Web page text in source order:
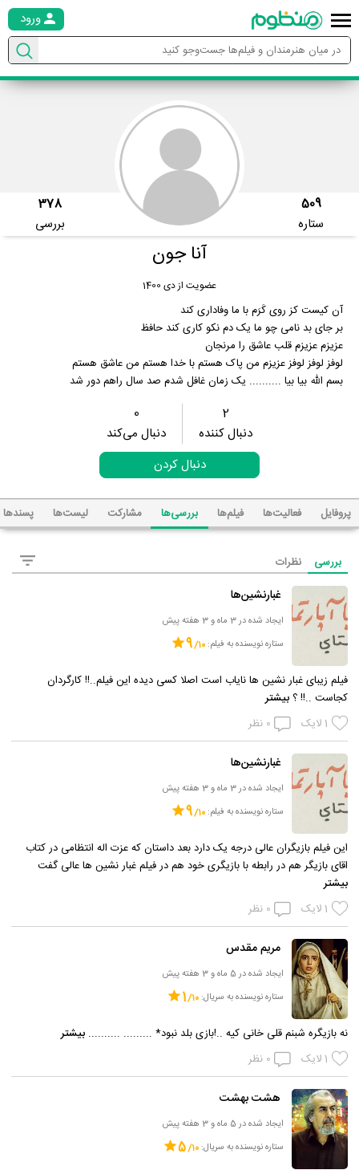
ورود
509
ستاره
378
بررسی
آنا جون
عضویت از دی 1400
آن کیست کز روی کَرَم با ما وفاداری کند
بر جای بد نامی چو ما یک دم نکو کاری کند حافظ
عزیزم عزیزم قلب عاشق را مرنجان
لوفز لوفز لوفز عزیزم من پاک هستم با خدا هستم من عاشق هستم
بسم الله بیا بیا .......... یک زمان غافل شدم صد سال راهم دور شد
2
دنبال کننده
0
دنبال می‌کند
دنبال کردن
پروفایل فعالیت‌ها فیلم‌ها بررسی‌ها مشارکت لیست‌ها پسند‌ها
بررسی نظرات
غبارنشین‌ها
ایجاد شده در 3 ماه و 3 هفته پیش
ستاره نویسنده به فیلم:
9
فیلم زیبای غبار نشین ها نایاب است اصلا کسی دیده این فیلم..!! کارگردان
کجاست ..!! ؟بیشتر
1لایک 0 نظر
غبارنشین‌ها
ایجاد شده در 3 ماه و 3 هفته پیش
ستاره نویسنده به فیلم:
9
این فیلم بازیگران عالی درجه یک دارد بعد داستان که عزت اله انتظامی در کتاب
اقای بازیگر هم در رابطه با بازیگری خود هم در فیلم غبار نشین ها عالی گفت
بیشتر
1لایک 0 نظر
مریم مقدس
ایجاد شده در 5 ماه و 3 هفته پیش
ستاره نویسنده به سریال:
1
نه بازیگره شبنم قلی خانی کیه ..!بازی بلد نبود* ......... ..........بیشتر
1لایک 0 نظر
هشت بهشت
ایجاد شده در 5 ماه و 3 هفته پیش
ستاره نویسنده به سریال:
5